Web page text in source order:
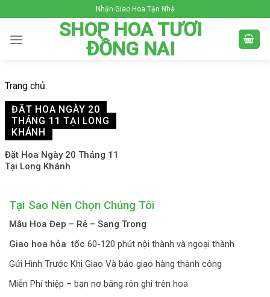
to
content
Nhận Giao Hoa Tận Nhà
SHOP HOA TƯƠI
ĐỒNG NAI
Trang chủ
ĐẶT HOA NGÀY 20
THÁNG 11 TẠI LONG
KHÁNH
Đặt Hoa Ngày 20 Tháng 11
Tại Long Khánh
Tại Sao Nên Chọn Chúng Tôi
Mẫu Hoa Đep – Rẻ – Sang Trong
Giao hoa hỏa tốc 60-120 phút nội thành và ngoại thành
Gửi Hình Trước Khi Giao Và báo giao hàng thành công
Miễn Phí thiệp – bạn nơ băng rôn ghi trên hoa